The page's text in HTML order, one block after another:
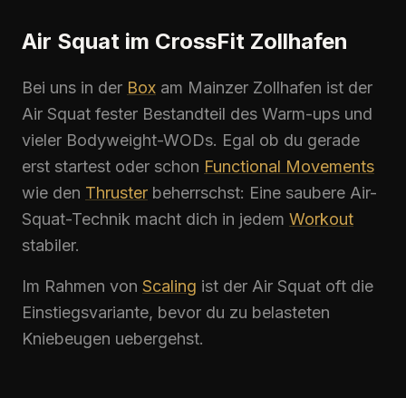
Air Squat im CrossFit Zollhafen
Bei uns in der Box am Mainzer Zollhafen ist der
Air Squat fester Bestandteil des Warm-ups und
vieler Bodyweight-WODs. Egal ob du gerade
erst startest oder schon Functional Movements
wie den Thruster beherrschst: Eine saubere Air-
Squat-Technik macht dich in jedem Workout
stabiler.
Im Rahmen von Scaling ist der Air Squat oft die
Einstiegsvariante, bevor du zu belasteten
Kniebeugen uebergehst.